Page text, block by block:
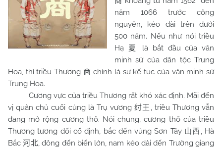
năm 1066 trước công
nguyên, kéo dài trên dưới
500 năm. Nếu như nói triều
Hạ
夏
là bắt đầu của văn
minh sử của dân tộc Trung
Hoa, thì triều Thương 商 chính là sự kế tục của văn minh sử
Trung Hoa.
Cương vực của triều Thương rất khó xác định. Mãi đến
vị quân chủ cuối cùng là Trụ vương纣王 , triều Thương vẫn
đang mở rộng cương thổ. Nói chung, cương thổ của triều
Thương tương đối cố định, bắc đến vùng Sơn Tây 山西 , Hà
Bắc河北, đông đến biển lớn, nam kéo dài đến Trường giang